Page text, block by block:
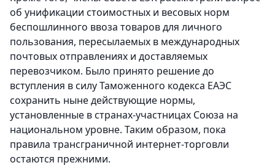
об унификации стоимостных и весовых норм
беспошлинного ввоза товаров для личного
пользования, пересылаемых в международных
почтовых отправлениях и доставляемых
перевозчиком. Было принято решение до
вступления в силу Таможенного кодекса ЕАЭС
сохранить ныне действующие нормы,
установленные в странах-участницах Союза на
национальном уровне. Таким образом, пока
правила трансграничной интернет-торговли
остаются прежними.